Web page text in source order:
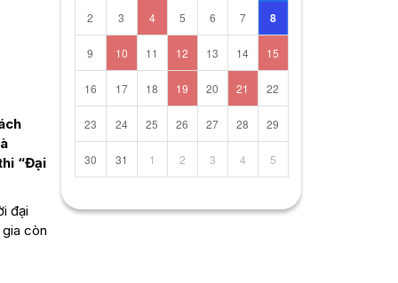
“Đại
đại
còn
2 3 4 5 6 7 8
9 10 11 12 13 14 15
16 17 18 19 20 21 22
23 24 25 26 27 28 29
30 31 1 2 3 4 5